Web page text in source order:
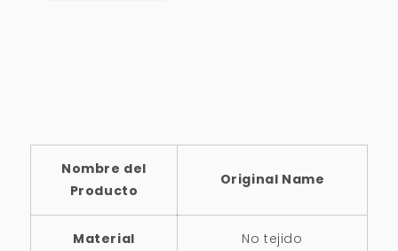
Nombre del
Producto
Original Name
Material No tejido